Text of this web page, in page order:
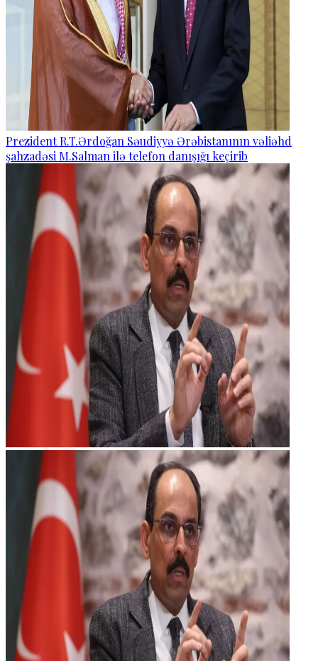
Prezident R.T.Ərdoğan Səudiyyə Ərəbistanının vəliəhd
şahzadəsi M.Salman ilə telefon danışığı keçirib